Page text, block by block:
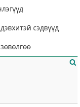
сэдвүүд